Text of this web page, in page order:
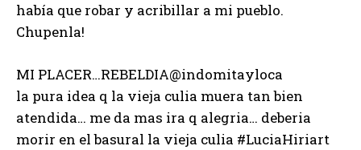
había que robar y acribillar a mi pueblo.
Chupenla!
MI PLACER…REBELDIA‏@indomitayloca
la pura idea q la vieja culia muera tan bien
atendida… me da mas ira q alegria… deberia
morir en el basural la vieja culia #LuciaHiriart